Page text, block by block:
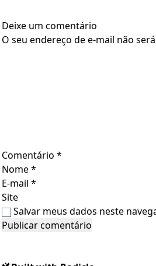
Deixe um comentário
O seu endereço de e-mail não
Comentário *
Nome*
E-mail *
Site
Salvar meus dados neste